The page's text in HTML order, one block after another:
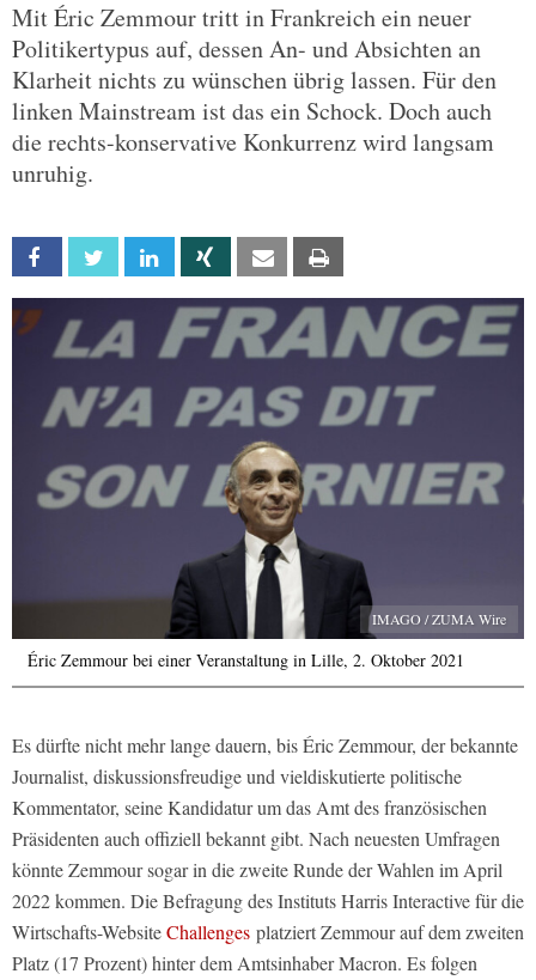
Mit Éric Zemmour tritt in Frankreich ein neuer
Politikertypus auf, dessen An- und Absichten an
Klarheit nichts zu wünschen übrig lassen. Für den
linken Mainstream ist das ein Schock. Doch auch
die rechts-konservative Konkurrenz wird langsam
unruhig.
Facebook Twitter Linkedin Xing Email
IMAGO / ZUMA Wire
Éric Zemmour bei einer Veranstaltung in Lille, 2. Oktober 2021
Es dürfte nicht mehr lange dauern, bis Éric Zemmour, der bekannte
Journalist, diskussionsfreudige und vieldiskutierte politische
Kommentator, seine Kandidatur um das Amt des französischen
Präsidenten auch offiziell bekannt gibt. Nach neuesten Umfragen
könnte Zemmour sogar in die zweite Runde der Wahlen im April
2022 kommen. Die Befragung des Instituts Harris Interactive für die
Wirtschafts-WebsiteChallenges platziert Zemmour auf dem zweiten
Platz (17 Prozent) hinter dem Amtsinhaber Macron. Es folgen